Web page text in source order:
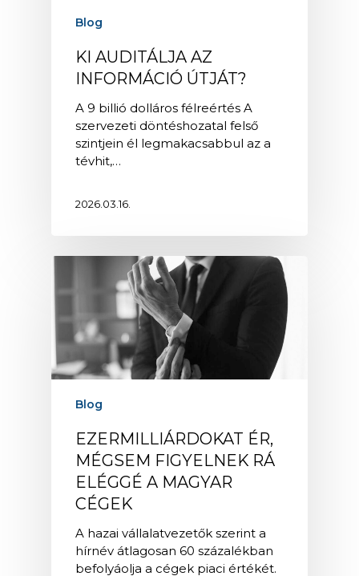
Blog
KI AUDITÁLJA AZ
INFORMÁCIÓ ÚTJÁT?
A 9 billió dolláros félreértés A
szervezeti döntéshozatal felső
szintjein él legmakacsabbul az a
tévhit,…
2026.03.16.
Blog
EZERMILLIÁRDOKAT ÉR,
MÉGSEM FIGYELNEK RÁ
ELÉGGÉ A MAGYAR
CÉGEK
A hazai vállalatvezetők szerint a
hírnév átlagosan 60 százalékban
befolyáolja a cégek piaci értékét.